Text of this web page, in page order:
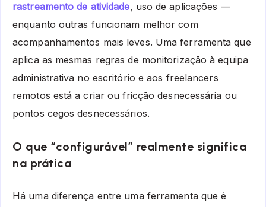
rastreamento de atividade, uso de aplicações —
enquanto outras funcionam melhor com
acompanhamentos mais leves. Uma ferramenta que
aplica as mesmas regras de monitorização à equipa
administrativa no escritório e aos freelancers
remotos está a criar ou fricção desnecessária ou
pontos cegos desnecessários.
O que “configurável” realmente significa
na prática
Há uma diferença entre uma ferramenta que é